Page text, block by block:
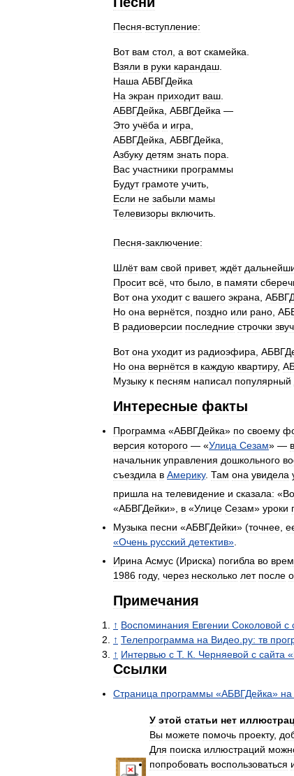
Песня-вступление:
Вот вам стол, а вот скамейка.
Взяли в руки карандаш.
Наша АБВГДейка
На экран приходит ваш.
АБВГДейка, АБВГДейка —
Это учёба и игра,
АБВГДейка, АБВГДейка,
Азбуку детям знать пора.
Вас участники программы
Будут грамоте учить,
Если не забыли мамы
Телевизоры включить.
Песня-заключение:
Шлёт вам свой привет, ждёт
Просит всё, что было, в памяти
Вот она уходит с вашего экрана,
Но она вернётся, поздно или рано,
В радиоверсии последние строчки
Вот она уходит из радиоэфира,
Но она вернётся в каждую квартиру,
Музыку к песням написал популярный
Интересные факты
Программа «АБВГДейка» по своему
версия которого — «Улица Сезам» —
начальник управления дошкольного
съездила в Америку. Там она увидела
пришла на телевидение и сказала: «
«АБВГДейки», в «Улице Сезам» уроки
Музыка песни «АБВГДейки» (точнее
«Очень русский детектив»
Ирина Асмус (Ириска) погибла во
1986 году, через несколько лет после
Примечания
↑ Воспоминания Евгении Соколовой с
↑ Телепрограмма на Видео ру: тв
↑ Интервью с Т. К Черняевой с сайта «
Ссылки
Страница программы «АБВГДейка» на
У этой статьи нет
Вы можете помочь проекту,
Для поиска иллюстраций
попробовать воспользоваться